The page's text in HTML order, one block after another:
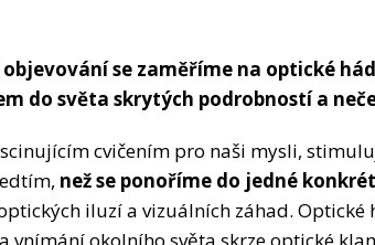
se zaměříme na optické
do světa skrytých podrobností a
cvičením pro naši mysli,
než se ponoříme do jedné
iluzí a vizuálních záhad.